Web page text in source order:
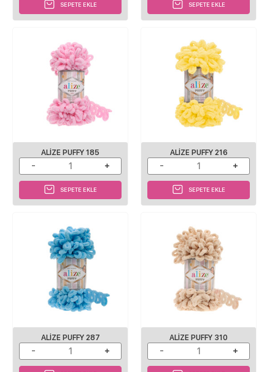
SEPETE EKLE SEPETE EKLE
ALIZE PUFFY 185
SEPETE EKLE
ALIZE PUFFY 216
SEPETE EKLE
ALIZE PUFFY 287 ALIZE PUFFY 310